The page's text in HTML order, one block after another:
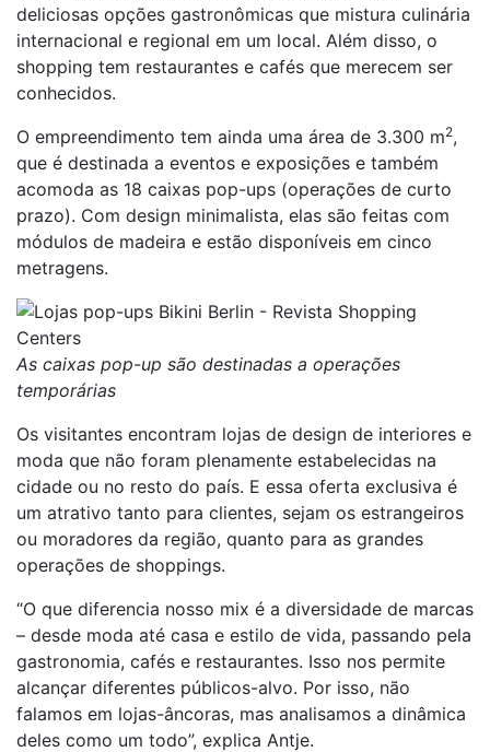
deliciosas opções gastronômicas que mistura culinária
internacional e regional em um local. Além disso, o
shopping tem restaurantes e cafés que merecem ser
conhecidos.
O empreendimento tem ainda uma área de 3.300 m2,
que é destinada a eventos e exposições e também
acomoda as 18 caixas pop-ups (operações de curto
prazo). Com design minimalista, elas são feitas com
módulos de madeira e estão disponíveis em cinco
metragens.
As caixas pop-up são destinadas a operações
temporárias
Os visitantes encontram lojas de design de interiores e
moda que não foram plenamente estabelecidas na
cidade ou no resto do país. E essa oferta exclusiva é
um atrativo tanto para clientes, sejam os estrangeiros
ou moradores da região, quanto para as grandes
operações de shoppings.
“O que diferencia nosso mix é a diversidade de marcas
– desde moda até casa e estilo de vida, passando pela
gastronomia, cafés e restaurantes. Isso nos permite
alcançar diferentes públicos-alvo. Por isso, não
falamos em lojas-âncoras, mas analisamos a dinâmica
deles como um todo”, explica Antje.